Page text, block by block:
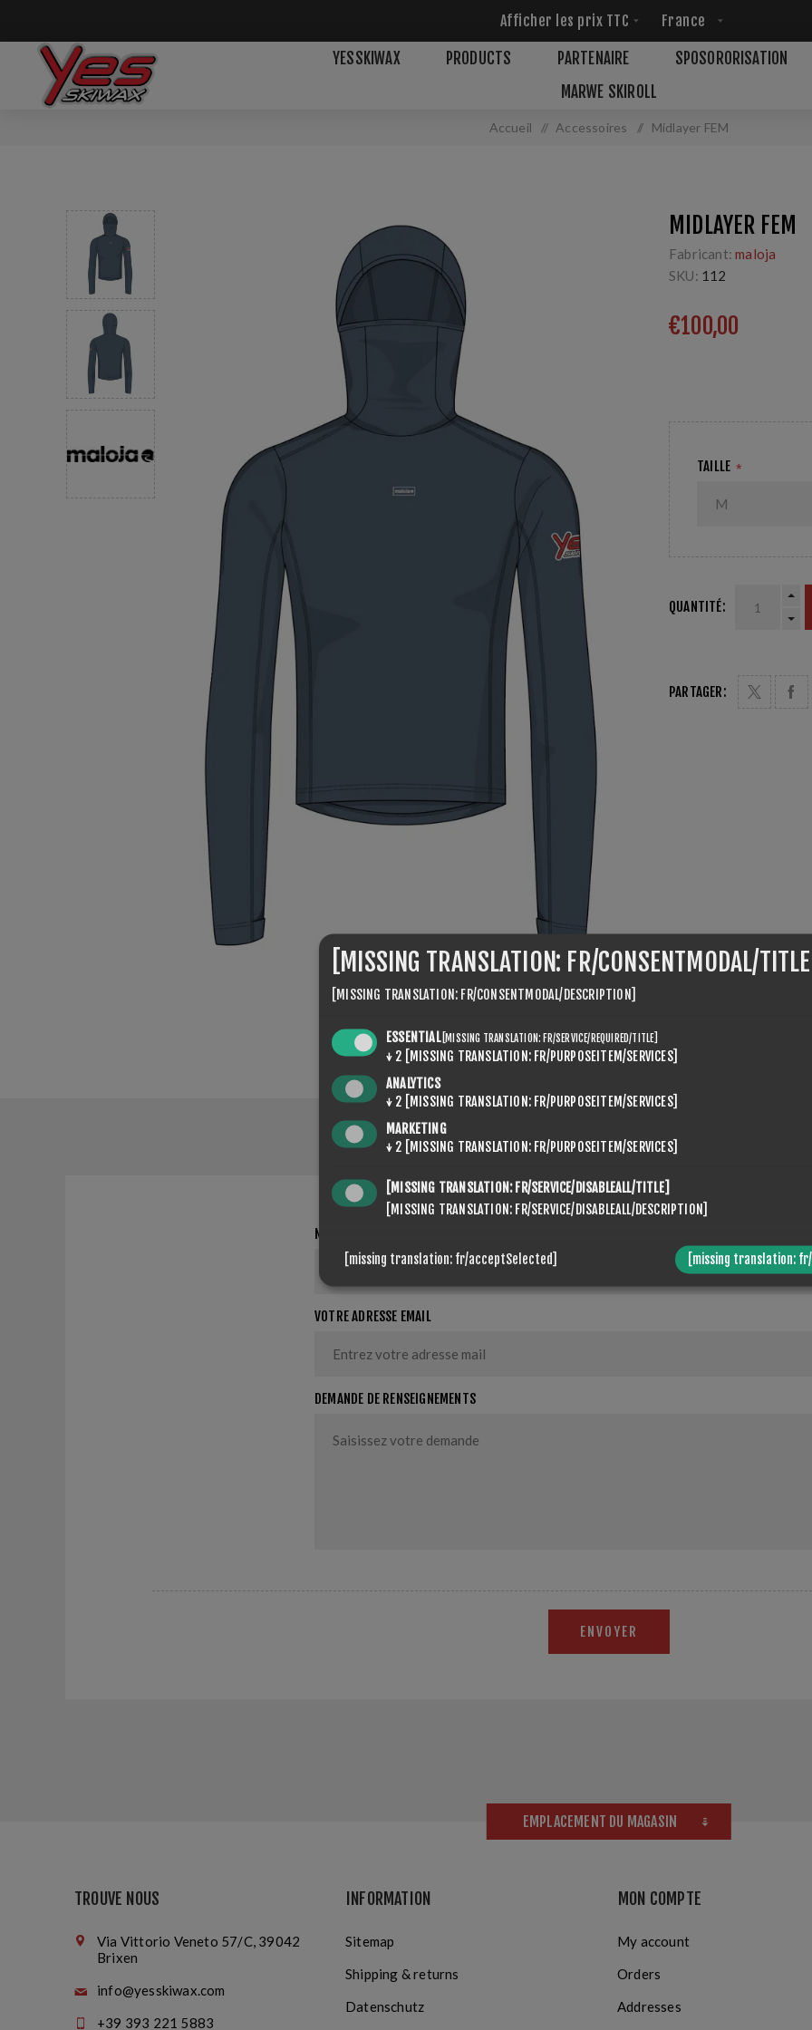
YESSKIWAX PRODUCTS PARTENAIRE
SPOSORORISATION
MARWE SKIROLL
Accueil / Accessoires / Midlayer FEM
MIDLAYER FEM
Fabricant: maloja
SKU: 112
€100,00
TAILLE *
QUANTITÉ:
PARTAGER:
CONTACT US
NOM ET PRÉNOM
VOTRE ADRESSE EMAIL
DEMANDE DE RENSEIGNEMENTS
ENVOYER
EMPLACEMENT DU MAGASIN
TROUVE NOUS
Via Vittorio Veneto 57/C, 39042
Brixen
info@yesskiwax.com
+39 393 221 5883
INFORMATION
Sitemap
Shipping & returns
Datenschutz
MON COMPTE
My account
Orders
Addresses
[MISSING TRANSLATION: FR/CONSENTMODAL/
[MISSING TRANSLATION: FR/CONSENTMODAL/DESCRIPTION]
ESSENTIAL [MISSING TRANSLATION: FR/SERVICE/REQUIRED/TITLE]
↓ 2
[MISSING TRANSLATION: FR/PURPOSEITEM/SERVICES]
ANALYTICS
↓ 2
[MISSING TRANSLATION: FR/PURPOSEITEM/SERVICES]
MARKETING
↓ 2 [MISSING TRANSLATION: FR/PURPOSEITEM/SERVICES]
[MISSING TRANSLATION: FR/SERVICE/DISABLEALL/TITLE]
[MISSING TRANSLATION: FR/SERVICE/DISABLEALL/DESCRIPTION]
[missing translation: fr/acceptSelected] [missing translation: